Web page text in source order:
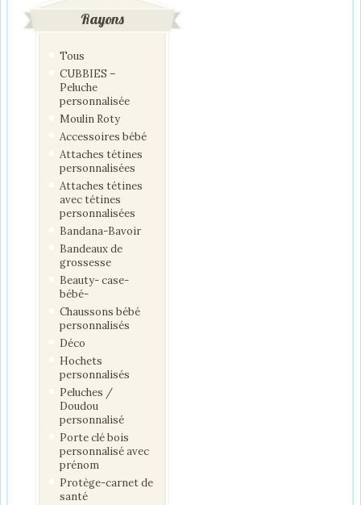
Rayons
Tous
CUBBIES –
Peluche
personnalisée
Moulin Roty
Accessoires bébé
Attaches tétines
personnalisées
Attaches tétines
avec tétines
personnalisées
Bandana-Bavoir
Bandeaux de
grossesse
Beauty- case-
bébé-
Chaussons bébé
personnalisés
Déco
Hochets
personnalisés
Peluches /
Doudou
personnalisé
Porte clé bois
personnalisé avec
prénom
Protège-carnet de
santé